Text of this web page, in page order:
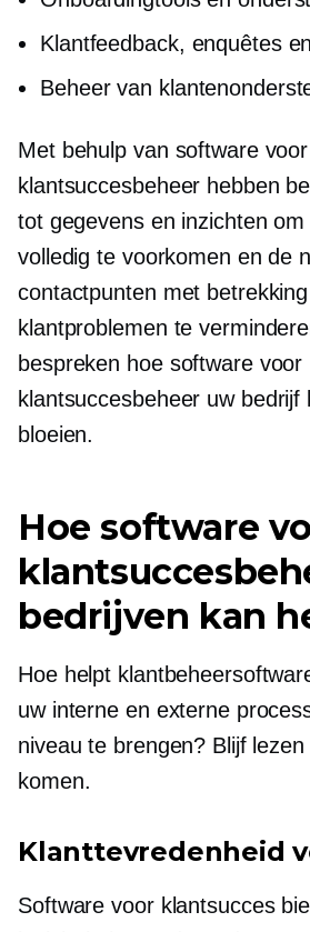
Klantfeedback, enquêtes
Beheer van
Met behulp van software voor
klantsuccesbeheer hebben
tot gegevens en inzichten om
volledig te voorkomen en de
contactpunten met
klantproblemen te
bespreken hoe software voor
klantsuccesbeheer uw bedrijf
bloeien.
Hoe software
bedrijven kan
Hoe helpt
uw interne en externe
niveau te brengen? Blijf
komen.
Klanttevredenheid
Software voor klantsucces